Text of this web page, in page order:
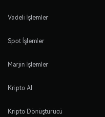
Vadeli İşlemler
Spot İşlemler
Marjin İşlemler
Kripto Al
Kripto Dönüştürücü